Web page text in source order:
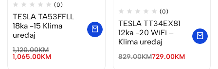
(0)
TESLA TA53FFLL
18ka -15 Klima
uređaj
1,120.00KM
1,065.00KM
(0)
TESLA TT34EX81
12ka -20 WiFi –
Klima uređaj
829.00KM729.00KM